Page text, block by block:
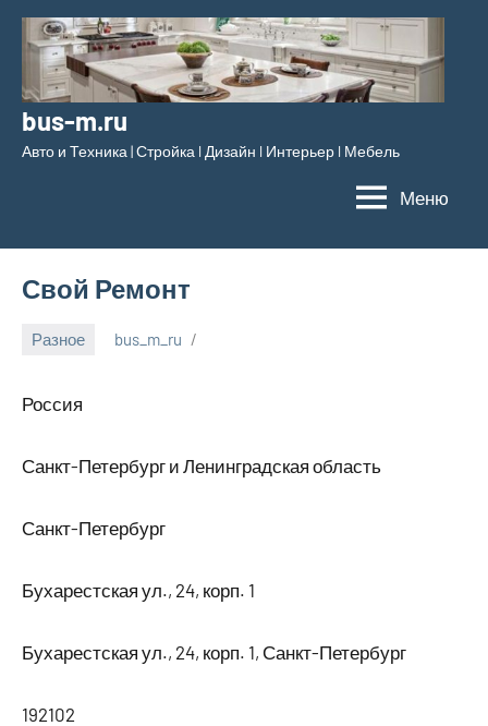
Перейти
содержимому
bus-m.ru
Авто и Техника | Стройка l Дизайн l Интерьер l Мебель
Меню
Свой Ремонт
Разное
2025
bus_m_ru
Россия
Санкт-Петербург и Ленинградская область
Санкт-Петербург
Бухарестская ул., 24, корп. 1
Бухарестская ул., 24, корп. 1, Санкт-Петербург
192102